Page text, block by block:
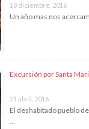
18 diciembre, 2016
Un año mas nos
Excursión por Santa
21 abril, 2016
El deshabitado pueblo